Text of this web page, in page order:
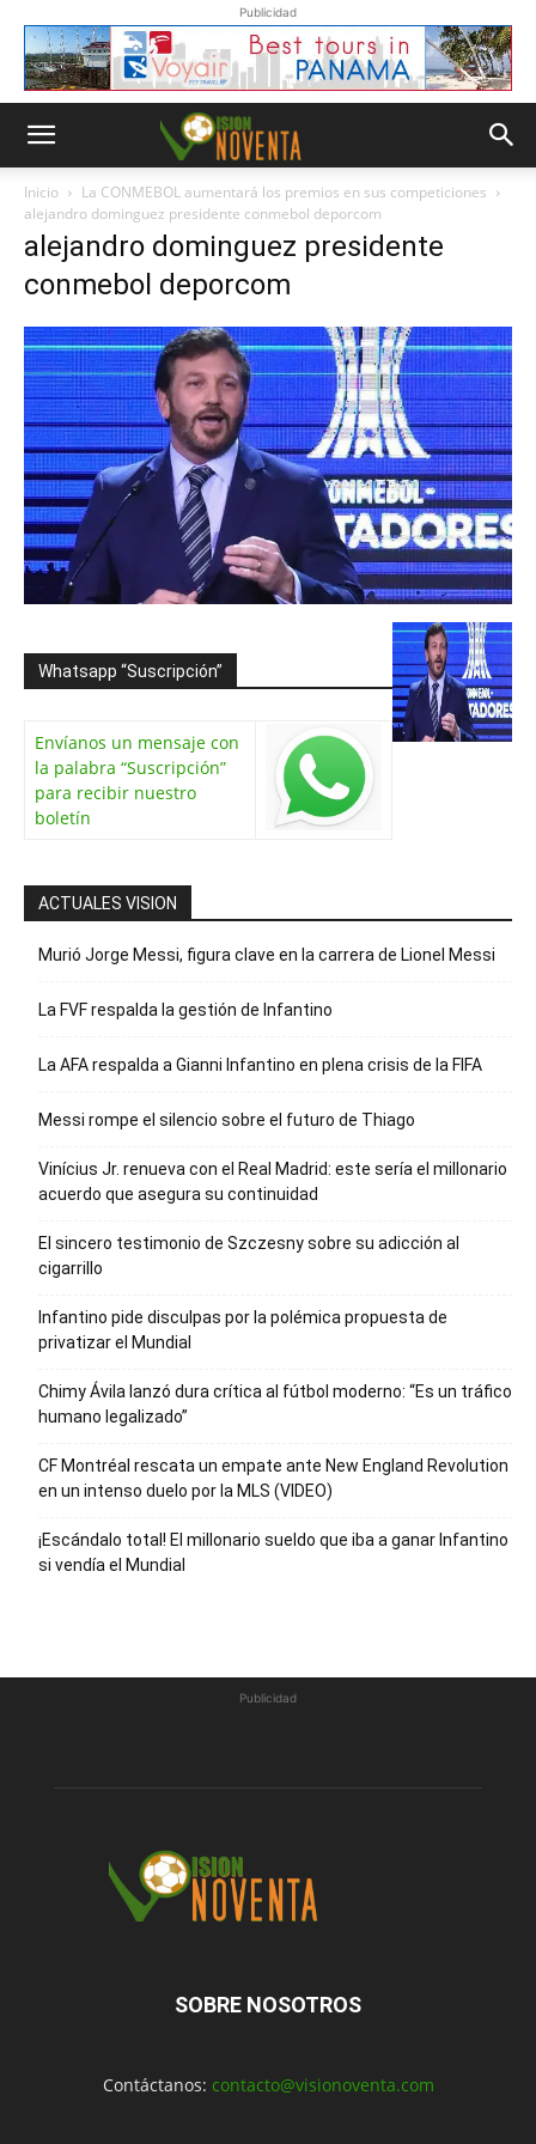
Publicidad
Inicio
La CONMEBOL aumentará los premios en sus competiciones
alejandro dominguez presidente conmebol deporcom
alejandro dominguez presidente
conmebol deporcom
Whatsapp “Suscripción”
Envíanos un mensaje con
la palabra “Suscripción”
para recibir nuestro
boletín
ACTUALES VISION
Murió Jorge Messi, figura clave en la carrera de Lionel Messi
La FVF respalda la gestión de Infantino
La AFA respalda a Gianni Infantino en plena crisis de la FIFA
Messi rompe el silencio sobre el futuro de Thiago
Vinícius Jr. renueva con el Real Madrid: este sería el millonario
acuerdo que asegura su continuidad
El sincero testimonio de Szczesny sobre su adicción al
cigarrillo
Infantino pide disculpas por la polémica propuesta de
privatizar el Mundial
Chimy Ávila lanzó dura crítica al fútbol moderno: “Es un tráfico
humano legalizado”
CF Montréal rescata un empate ante New England Revolution
en un intenso duelo por la MLS (VIDEO)
¡Escándalo total! El millonario sueldo que iba a ganar Infantino
si vendía el Mundial
Publicidad
SOBRE NOSOTROS
Contáctanos: contacto@visionoventa.com